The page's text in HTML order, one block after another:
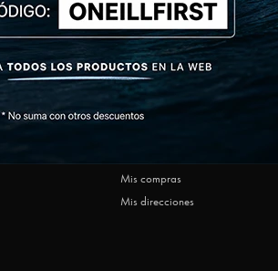
MI CUENTA
Mis compras
Mis direcciones
SUSCRIBIRME